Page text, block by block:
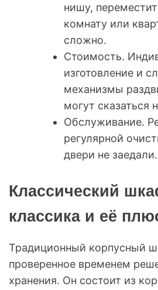
нишу,
комнату или
сложно.
Стоимость.
изготовление и
механизмы
могут сказаться
Обслуживание.
регулярной
двери не заедали.
Классический
классика и её
Традиционный корпусный
проверенное временем
хранения. Он состоит из